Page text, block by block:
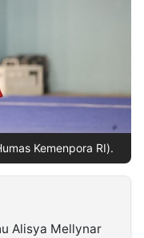
Kemenpora RI).
Alisya Mellynar